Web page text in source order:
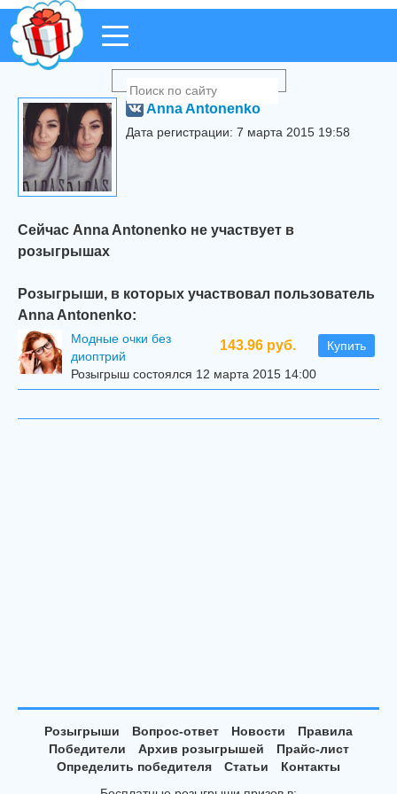
Anna Antonenko
Дата регистрации: 7 марта 2015 19:58
Сейчас Anna Antonenko не участвует в
розыгрышах
Розыгрыши, в которых участвовал пользователь
Anna Antonenko:
143.96 руб. Купить
Модные очки без
диоптрий
Розыгрыш состоялся 12 марта 2015 14:00
Розыгрыши Вопрос-ответ Новости
Правила
Победители
Архив розыгрышей
Прайс-лист
Определить победителя
Статьи
Контакты